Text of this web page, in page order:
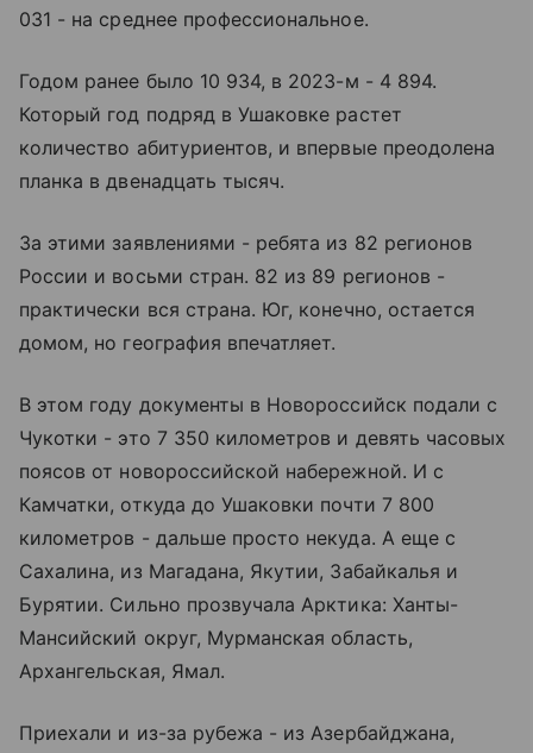
031 - на среднее профессиональное.
Годом ранее было 10 934, в 2023-м - 4 894.
Который год подряд в Ушаковке растет
количество абитуриентов, и впервые преодолена
планка в двенадцать тысяч.
За этими заявлениями - ребята из 82 регионов
России и восьми стран. 82 из 89 регионов -
практически вся страна. Юг, конечно, остается
домом, но география впечатляет.
В этом году документы в Новороссийск подали с
Чукотки - это 7 350 километров и девять часовых
поясов от новороссийской набережной. И с
Камчатки, откуда до Ушаковки почти 7 800
километров - дальше просто некуда. А еще с
Сахалина, из Магадана, Якутии, Забайкалья и
Бурятии. Сильно прозвучала Арктика: Ханты-
Мансийский округ, Мурманская область,
Архангельская, Ямал.
Приехали и из-за рубежа - из Азербайджана,